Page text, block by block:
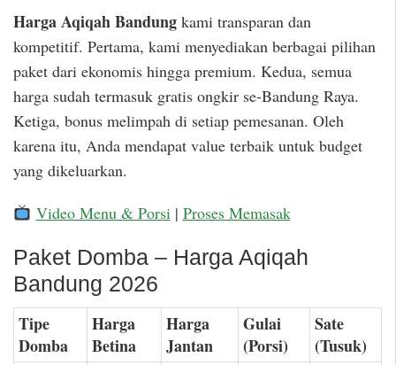
Harga Aqiqah Bandung kami transparan dan
kompetitif. Pertama, kami menyediakan berbagai pilihan
paket dari ekonomis hingga premium. Kedua, semua
harga sudah termasuk gratis ongkir se-Bandung Raya.
Ketiga, bonus melimpah di setiap pemesanan. Oleh
karena itu, Anda mendapat value terbaik untuk budget
yang dikeluarkan.
Video Menu & Porsi| Proses Memasak
Paket Domba – Harga Aqiqah
Bandung 2026
Tipe
Domba
Harga
Betina
Harga
Jantan
Gulai
(Porsi)
Sate
(Tusuk)